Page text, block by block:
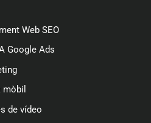
Web SEO
Google Ads
mòbil
de vídeo